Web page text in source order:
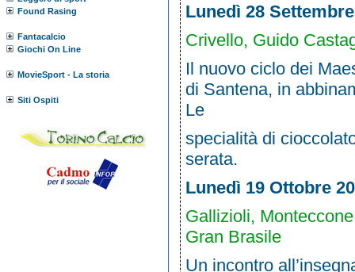
Found Rasing
Fantacalcio
Giochi On Line
MovieSport - La storia
Siti Ospiti
Lunedì 28
Crivello, Guido
Il nuovo ciclo dei
di Santena, in
Le
specialità di
serata.
Lunedì 19 Ottobre
Gallizioli,
Gran Brasile
Un incontro